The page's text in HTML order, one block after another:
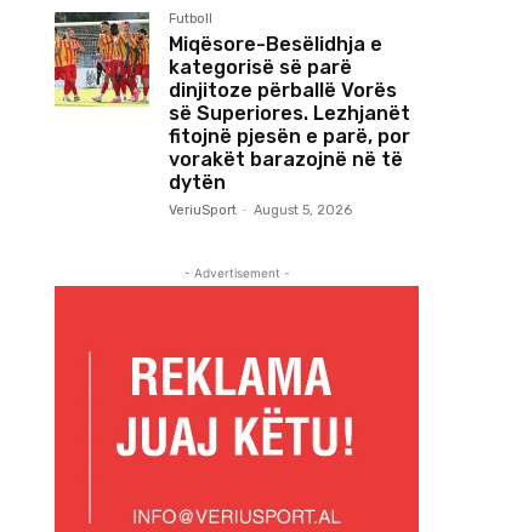
Futboll
Miqësore-Besëlidhja e
kategorisë së parë
dinjitoze përballë Vorës
së Superiores. Lezhjanët
fitojnë pjesën e parë, por
vorakët barazojnë në të
dytën
VeriuSport - August 5, 2026
- Advertisement -